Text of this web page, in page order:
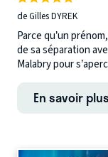
de Gilles DYREK
Parce qu’un
de sa séparation
Malabry pour
En savoir plus